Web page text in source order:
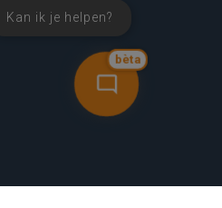
bèta
Kan ik je helpen?